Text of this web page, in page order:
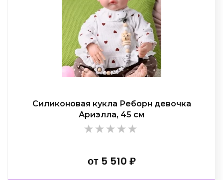
Силиконовая кукла Реборн девочка
Ариэлла, 45 см
от5 510 ₽